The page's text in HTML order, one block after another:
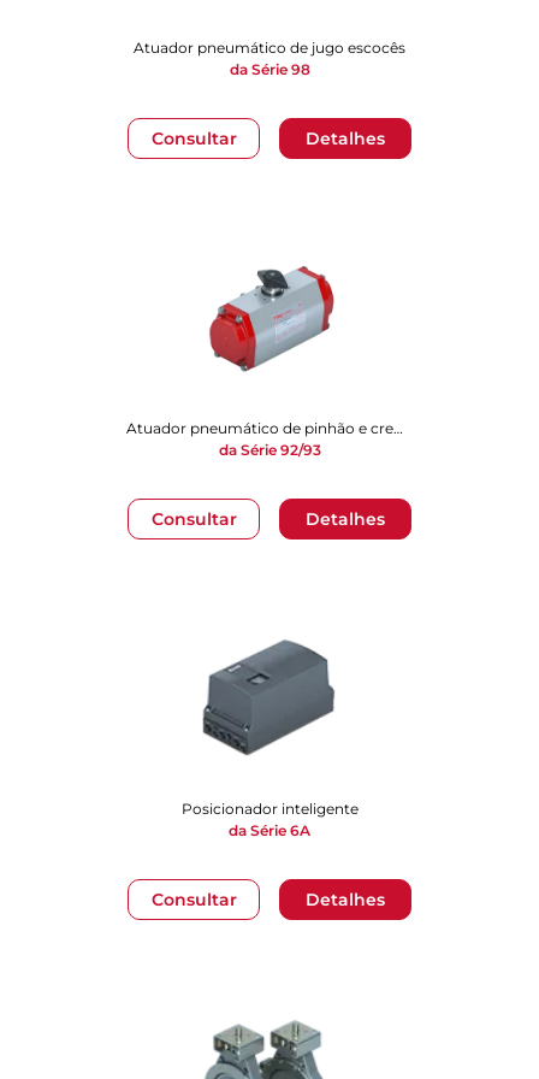
Consultar Detalhes
Atuador pneumático de jugo escocês
da Série 98
Consultar Detalhes
Atuador pneumático de pinhão e cremalheira
da Série 92/93
Consultar Detalhes
Posicionador inteligente
da Série 6A